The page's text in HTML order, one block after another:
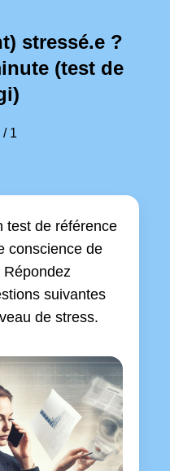
stressé.e ?
(test de
/ 1
test de référence
conscience de
suivantes
de stress.